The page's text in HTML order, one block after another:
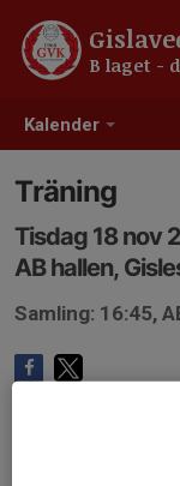
Kalender
B laget -
Träning
Tisdag 18 nov
AB hallen,
Samling: 16:45,